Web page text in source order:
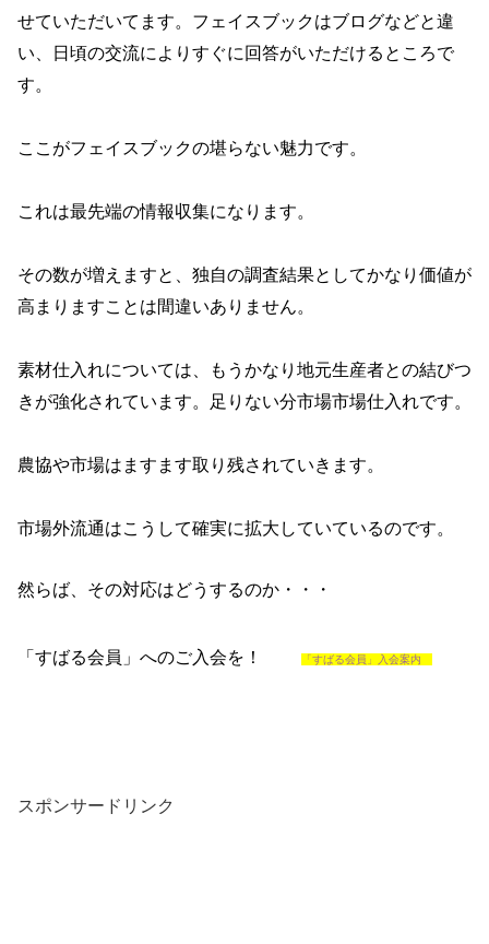
せていただいてます。フェイスブックはブログなどと違
い、日頃の交流によりすぐに回答がいただけるところで
す。
ここがフェイスブックの堪らない魅力です。
これは最先端の情報収集になります。
その数が増えますと、独自の調査結果としてかなり価値が
高まりますことは間違いありません。
素材仕入れについては、もうかなり地元生産者との結びつ
きが強化されています。足りない分市場市場仕入れです。
農協や市場はますます取り残されていきます。
市場外流通はこうして確実に拡大していているのです。
然らば、その対応はどうするのか・・・
「すばる会員」へのご入会を！ 「すばる会員」入会案内
スポンサードリンク